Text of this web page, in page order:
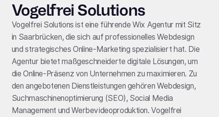
Vogelfrei Solutions
Vogelfrei Solutions ist eine führende Wix Agentur mit Sitz
in Saarbrücken, die sich auf professionelles Webdesign
und strategisches Online-Marketing spezialisiert hat. Die
Agentur bietet maßgeschneiderte digitale Lösungen, um
die Online-Präsenz von Unternehmen zu maximieren. Zu
den angebotenen Dienstleistungen gehören Webdesign,
Suchmaschinenoptimierung (SEO), Social Media
Management und Werbevideoproduktion. Vogelfrei